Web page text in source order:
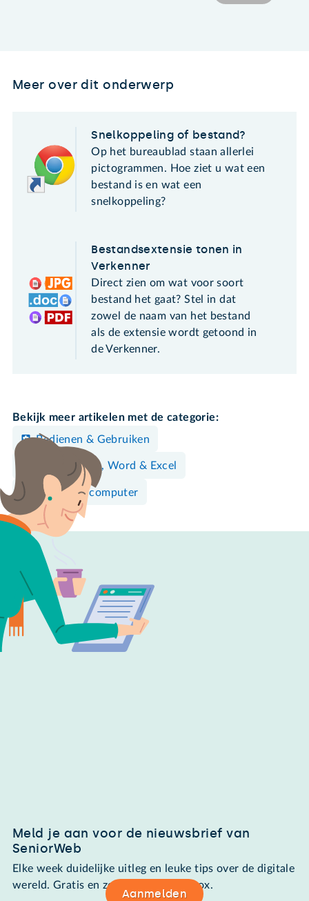
Meer over dit onderwerp
Snelkoppeling of bestand?
Op het bureaublad staan allerlei
pictogrammen. Hoe ziet u wat een
bestand is en wat een
snelkoppeling?
Bestandsextensie tonen in
Verkenner
Direct zien om wat voor soort
bestand het gaat? Stel in dat
zowel de naam van het bestand
als de extensie wordt getoond in
de Verkenner.
Bekijk meer artikelen met de categorie:
Bedienen & Gebruiken
Documenten, Word & Excel
Windows-computer
Meld je aan voor de nieuwsbrief van
SeniorWeb
Elke week duidelijke uitleg en leuke tips over de digitale
wereld. Gratis en zomaar in de mailbox.
Aanmelden